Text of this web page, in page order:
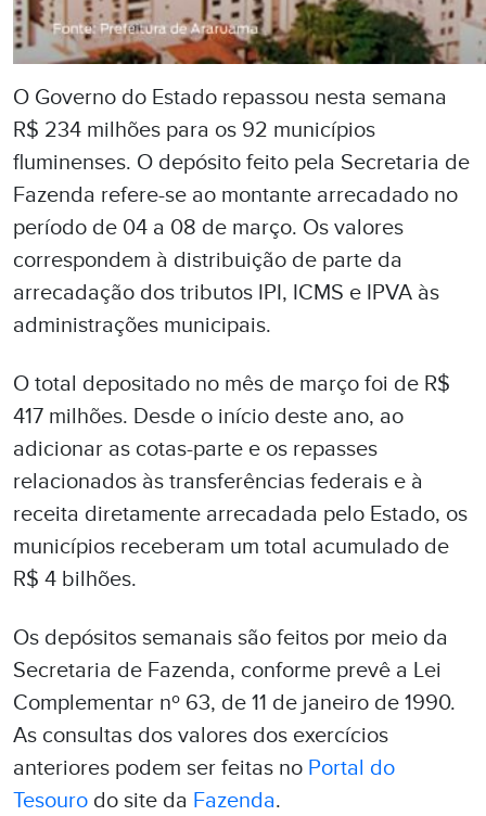
O Governo do Estado repassou nesta semana
R$ 234 milhões para os 92 municípios
fluminenses. O depósito feito pela Secretaria de
Fazenda refere-se ao montante arrecadado no
período de 04 a 08 de março. Os valores
correspondem à distribuição de parte da
arrecadação dos tributos IPI, ICMS e IPVA às
administrações municipais.
O total depositado no mês de março foi de R$
417 milhões. Desde o início deste ano, ao
adicionar as cotas-parte e os repasses
relacionados às transferências federais e à
receita diretamente arrecadada pelo Estado, os
municípios receberam um total acumulado de
R$ 4 bilhões.
Os depósitos semanais são feitos por meio da
Secretaria de Fazenda, conforme prevê a Lei
Complementar nº 63, de 11 de janeiro de 1990.
As consultas dos valores dos exercícios
anteriores podem ser feitas no Portal do
Tesouro do site da Fazenda.